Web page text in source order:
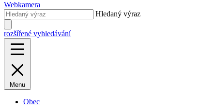
Webkamera
Hledaný výraz
rozšířené vyhledávání
Menu
Obec